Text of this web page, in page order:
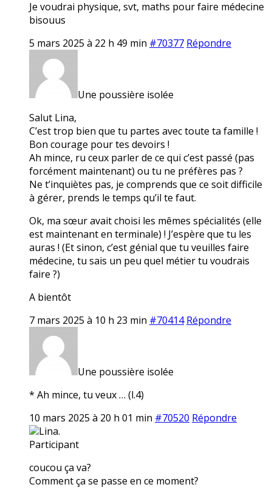
Je voudrai physique, svt, maths pour faire médecine
bisouus
5 mars 2025 à 22 h 49 min #70377 Répondre
Une poussière isolée
Salut Lina,
C’est trop bien que tu partes avec toute ta famille !
Bon courage pour tes devoirs !
Ah mince, ru ceux parler de ce qui c’est passé (pas
forcément maintenant) ou tu ne préfères pas ?
Ne t’inquiètes pas, je comprends que ce soit difficile
à gérer, prends le temps qu’il te faut.
Ok, ma sœur avait choisi les mêmes spécialités (elle
est maintenant en terminale) ! J’espère que tu les
auras ! (Et sinon, c’est génial que tu veuilles faire
médecine, tu sais un peu quel métier tu voudrais
faire ?)
A bientôt
7 mars 2025 à 10 h 23 min #70414 Répondre
Une poussière isolée
* Ah mince, tu veux … (l.4)
10 mars 2025 à 20 h 01 min #70520 Répondre
Lina.
Participant
coucou ça va?
Comment ça se passe en ce moment?